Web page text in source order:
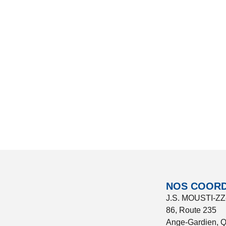
NOS
J.S. MOUSTI-
86, Route 235
Ange-Gardien,